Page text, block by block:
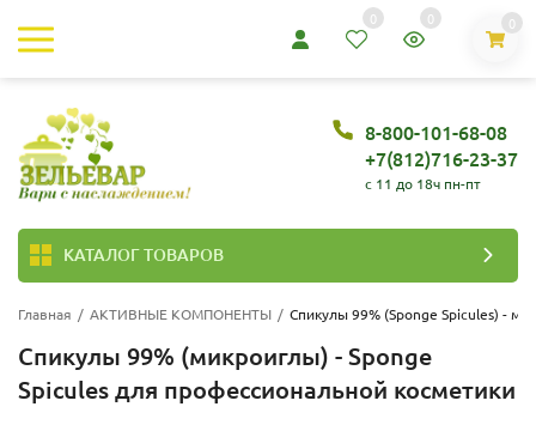
0 0 0
8-800-101-68-08
+7(812)716-23-37
c 11 до 18ч пн-пт
КАТАЛОГ ТОВАРОВ
Главная / АКТИВНЫЕ КОМПОНЕНТЫ / Спикулы 99% (Sponge Spicules) -
Спикулы 99% (микроиглы) - Sponge
Spicules для профессиональной косметики